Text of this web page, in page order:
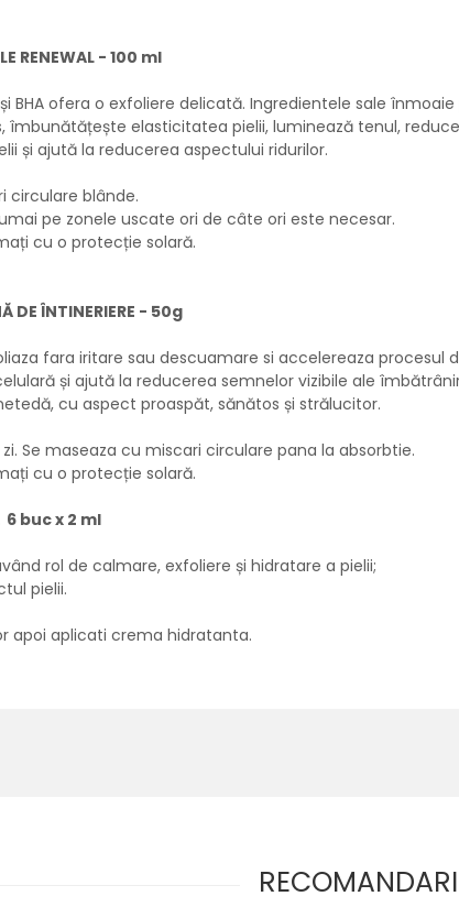
RENEWAL - 100 ml
BHA ofera o exfoliere delicată. Ingredientele sale
îmbunătățește elasticitatea pielii, luminează tenul,
și ajută la reducerea aspectului ridurilor.
circulare blânde.
pe zonele uscate ori de câte ori este necesar.
cu o protecție solară.
DE ÎNTINERIERE - 50g
fara iritare sau descuamare si accelereaza procesul
și ajută la reducerea semnelor vizibile ale
cu aspect proaspăt, sănătos și strălucitor.
Se maseaza cu miscari circulare pana la absorbtie.
cu o protecție solară.
6 buc x 2 ml
rol de calmare, exfoliere și hidratare a pielii;
pielii.
apoi aplicati crema hidratanta.
RECOMANDARI